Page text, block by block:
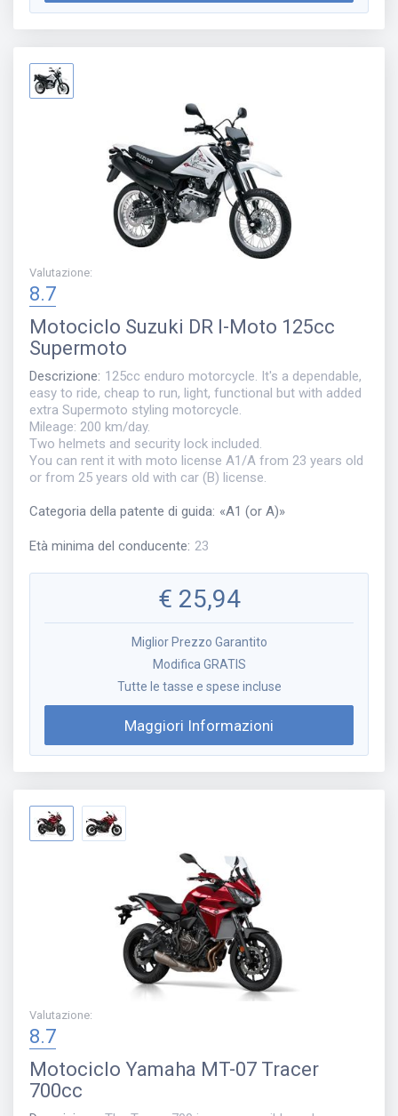
Valutazione:
8.7
Motociclo Suzuki DR I-Moto 125cc
Supermoto
Descrizione: 125cc enduro motorcycle. It's a dependable,
easy to ride, cheap to run, light, functional but with added
extra Supermoto styling motorcycle.
Mileage: 200 km/day.
Two helmets and security lock included.
You can rent it with moto license A1/A from 23 years old
or from 25 years old with car (B) license.
Categoria della patente di guida: «A1 (or A)»
Età minima del conducente: 23
€ 25,94
Miglior Prezzo Garantito
Modifica GRATIS
Tutte le tasse e spese incluse
Maggiori Informazioni
Valutazione:
8.7
Motociclo Yamaha MT-07 Tracer
700cc